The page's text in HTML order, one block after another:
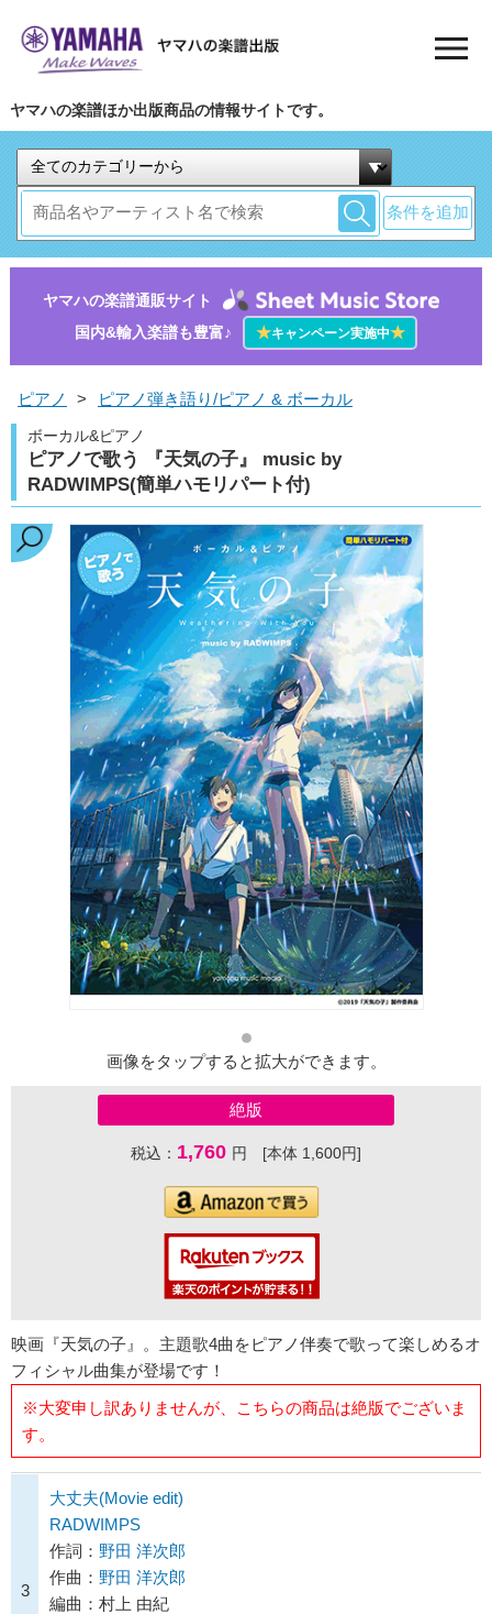
ヤマハの楽譜ほか出版商品の情報サイトです。
条件を追加
ヤマハの楽譜通販サイト
国内&輸入楽譜も豊富♪
★キャンペーン実施中★
ピアノ > ピアノ弾き語り/ピアノ & ボーカル
ボーカル&ピアノ
ピアノで歌う 『天気の子』 music by
RADWIMPS(簡単ハモリパート付)
画像をタップすると拡大ができます。
絶版
税込： 1,760 円 [本体 1,600円]
映画『天気の子』。主題歌4曲をピアノ伴奏で歌って楽しめるオ
フィシャル曲集が登場です！
※大変申し訳ありませんが、こちらの商品は絶版でございま
す。
3
大丈夫(Movie edit)
RADWIMPS
作詞： 野田 洋次郎
作曲： 野田 洋次郎
編曲：村上 由紀